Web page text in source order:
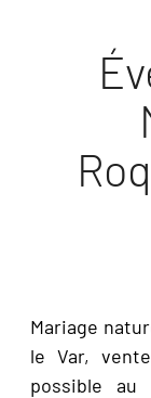
Mariage
le Var,
possible au